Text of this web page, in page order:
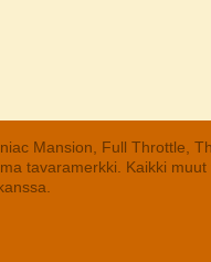
Mansion, Full Throttle,
tavaramerkki. Kaikki